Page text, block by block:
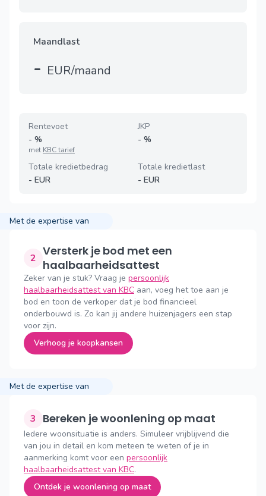
Maandlast
- EUR/maand
Rentevoet
- %
met KBC tarief
JKP
- %
Totale kredietbedrag
- EUR
Totale kredietlast
- EUR
Met de expertise van
2 Versterk je bod met een
haalbaarheidsattest
Zeker van je stuk? Vraag je persoonlijk
haalbaarheidsattest van KBC aan, voeg het toe aan je
bod en toon de verkoper dat je bod financieel
onderbouwd is. Zo kan jij andere huizenjagers een stap
voor zijn.
Verhoog je koopkansen
Met de expertise van
3 Bereken je woonlening op maat
Iedere woonsituatie is anders. Simuleer vrijblijvend die
van jou in detail en kom meteen te weten of je in
aanmerking komt voor een persoonlijk
haalbaarheidsattest van KBC.
Ontdek je woonlening op maat